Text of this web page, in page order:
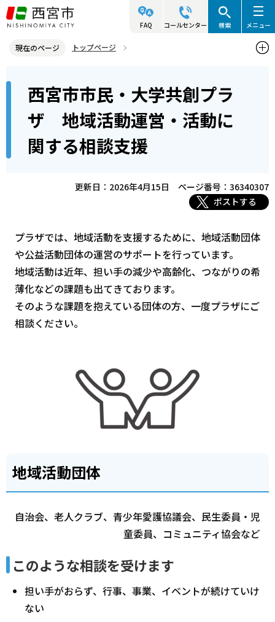
こ
の
ジ
す
FAQ コールセンター 検索 メニュー
現在のページ
トップページ
市民・大学共創プラザ
ら
西宮市市民・大学共創プラ
ザ 地域活動運営・活動に
関する相談支援
更新日：2026年4月15日
ページ番号：36340307
ポストする
プラザでは、地域活動を支援するために、地域活動団体
や公益活動団体の運営のサポートを行っています。
地域活動は近年、担い手の減少や高齢化、つながりの希
薄化などの課題も出てきております。
そのような課題を抱えている団体の方、一度プラザにご
相談ください。
地域活動団体
自治会、老人クラブ、青少年愛護協議会、民生委員・児
童委員、コミュニティ協会など
このような相談を受けます
担い手がおらず、行事、事業、イベントが続けていけ
ない